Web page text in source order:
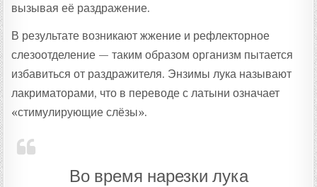
вызывая её раздражение.
В результате возникают жжение и рефлекторное
слезоотделение — таким образом организм пытается
избавиться от раздражителя. Энзимы лука называют
лакриматорами, что в переводе с латыни означает
«стимулирующие слёзы».
Во время нарезки лука